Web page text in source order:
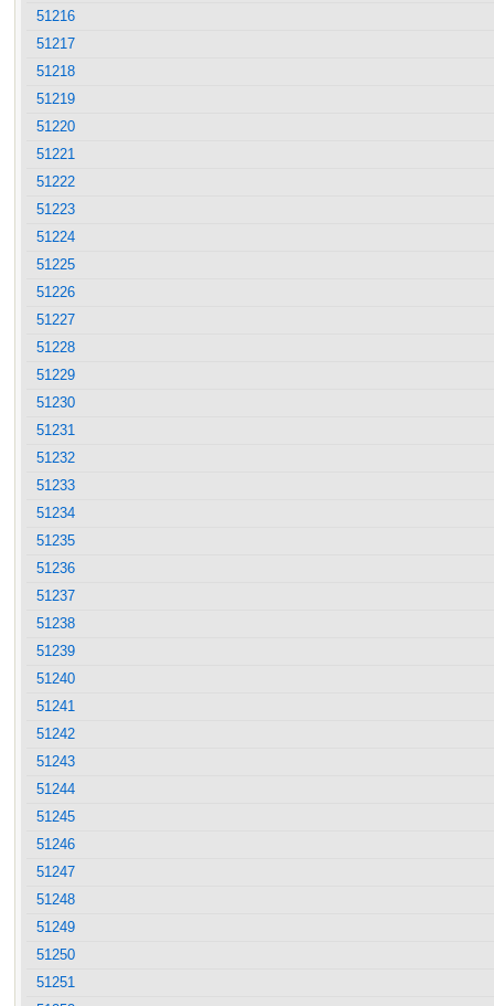
51216
51217
51218
51219
51220
51221
51222
51223
51224
51225
51226
51227
51228
51229
51230
51231
51232
51233
51234
51235
51236
51237
51238
51239
51240
51241
51242
51243
51244
51245
51246
51247
51248
51249
51250
51251